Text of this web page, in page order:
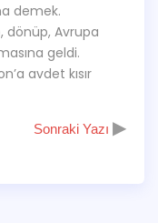
demek.
dönüp, Avrupa
geldi.
avdet kısır
Sonraki Yazı ▶